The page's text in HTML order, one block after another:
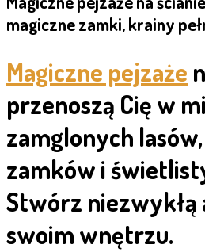
magiczne zamki, krainy
Magiczne pejzaże
przenoszą Cię w
zamglonych
zamków i
Stwórz
swoim wnętrzu.